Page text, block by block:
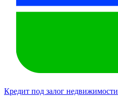
Кредит под залог недвижимости